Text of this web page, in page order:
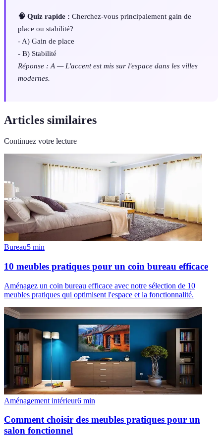
🧠 Quiz rapide : Cherchez-vous principalement gain de
place ou stabilité?
- A) Gain de place
- B) Stabilité
Réponse : A — L'accent est mis sur l'espace dans les villes
modernes.
Articles similaires
Continuez votre lecture
Bureau5 min
10 meubles pratiques pour un coin bureau efficace
Aménagez un coin bureau efficace avec notre sélection de 10
meubles pratiques qui optimisent l'espace et la fonctionnalité.
Aménagement intérieur6 min
Comment choisir des meubles pratiques pour un
salon fonctionnel